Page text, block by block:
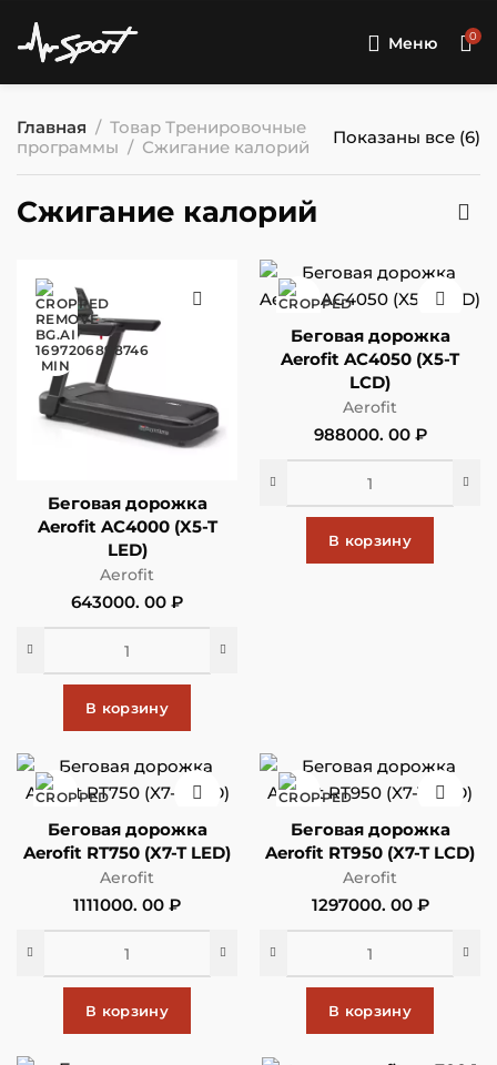
Меню 0
Главная
Товар Тренировочные
программы
Сжигание калорий Показаны все (6)
Сжигание калорий
Беговая дорожка
Aerofit AC4000 (X5-T
LED)
Aerofit
643000. 00 ₽
В корзину
Беговая дорожка
Aerofit AC4050 (X5-T
LCD)
Aerofit
988000. 00 ₽
В корзину
Беговая дорожка
Aerofit RT750 (X7-T LED)
Aerofit
1111000. 00 ₽
В корзину
Беговая дорожка
Aerofit RT950 (X7-T LCD)
Aerofit
1297000. 00 ₽
В корзину